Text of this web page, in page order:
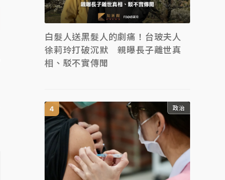
白髮人送黑髮人的劇痛！台玻夫人
徐莉玲打破沉默 親曝長子離世真
相、駁不實傳聞
政治